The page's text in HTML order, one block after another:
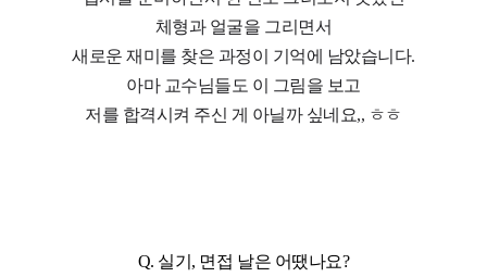
체형과 얼굴을 그리면서
새로운 재미를 찾은 과정이 기억에 남았습니다.
아마 교수님들도 이 그림을 보고
저를 합격시켜 주신 게 아닐까 싶네요,, ㅎㅎ
Q. 실기, 면접 날은 어땠나요?